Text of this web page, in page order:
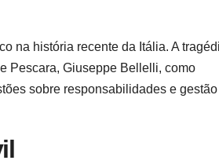
na história recente da Itália. A
Pescara, Giuseppe Bellelli, como
sobre responsabilidades e